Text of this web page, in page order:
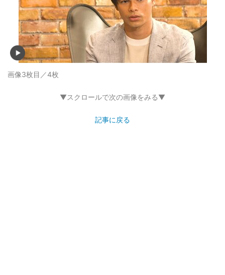
画像3枚目／4枚
▼スクロールで次の画像をみる▼
記事に戻る